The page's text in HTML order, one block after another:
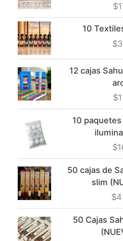
$
10
$
12 cajas
$
10
$
50 cajas de
slim
$
50 Cajas